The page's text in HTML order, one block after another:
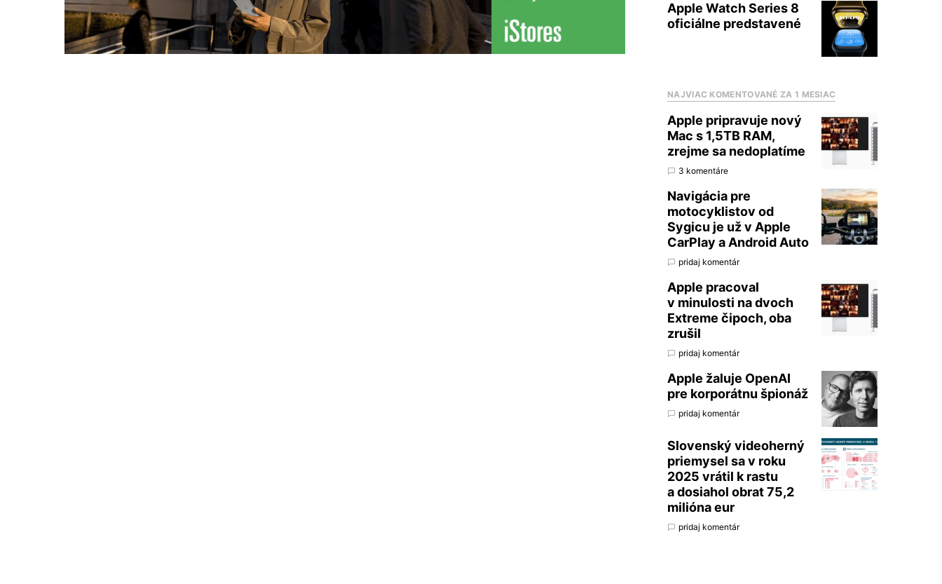
Apple Watch Series 8
oficiálne predstavené
NAJVIAC KOMENTOVANÉ ZA 1 MESIAC
Apple pripravuje nový
Mac s 1,5TB RAM,
zrejme sa nedoplatíme
3 komentáre
Navigácia pre
motocyklistov od
Sygicu je už v Apple
CarPlay a Android Auto
pridaj komentár
Apple pracoval
v minulosti na dvoch
Extreme čipoch, oba
zrušil
pridaj komentár
Apple žaluje OpenAI
pre korporátnu špionáž
pridaj komentár
Slovenský videoherný
priemysel sa v roku
2025 vrátil k rastu
a dosiahol obrat 75,2
milióna eur
pridaj komentár